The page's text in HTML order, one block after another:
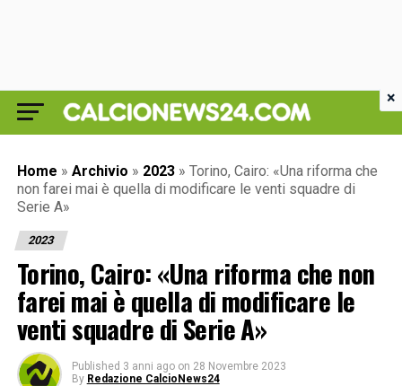
Home » Archivio » 2023 » Torino, Cairo: «Una riforma che
non farei mai è quella di modificare le venti squadre di
Serie A»
2023
Torino, Cairo: «Una riforma che non
farei mai è quella di modificare le
venti squadre di Serie A»
Published 3 anni ago on 28 Novembre 2023
By Redazione CalcioNews24
×